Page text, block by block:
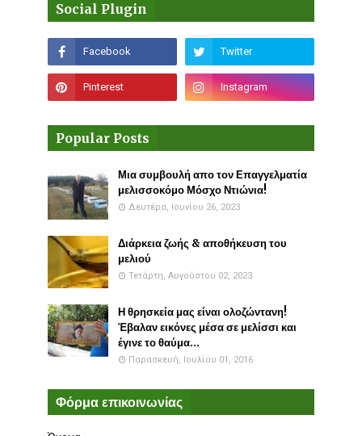
Social Plugin
Popular Posts
Μια συμβουλή απο τον Επαγγελματία
μελισσοκόμο Μόσχο Ντιώνια!
Δευτέρα, Ιουνίου 26, 2023
Διάρκεια ζωής & αποθήκευση του
μελιού
Τετάρτη, Αυγούστου 02, 2023
Η θρησκεία μας είναι ολοζώντανη!
Έβαλαν εικόνες μέσα σε μελίσσι και
έγινε το θαύμα...
Παρασκευή, Ιουλίου 01, 2016
Φόρμα επικοινωνίας